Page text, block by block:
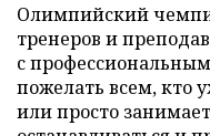
Олимпийский
тренеров и
с
пожелать всем, кто
или просто